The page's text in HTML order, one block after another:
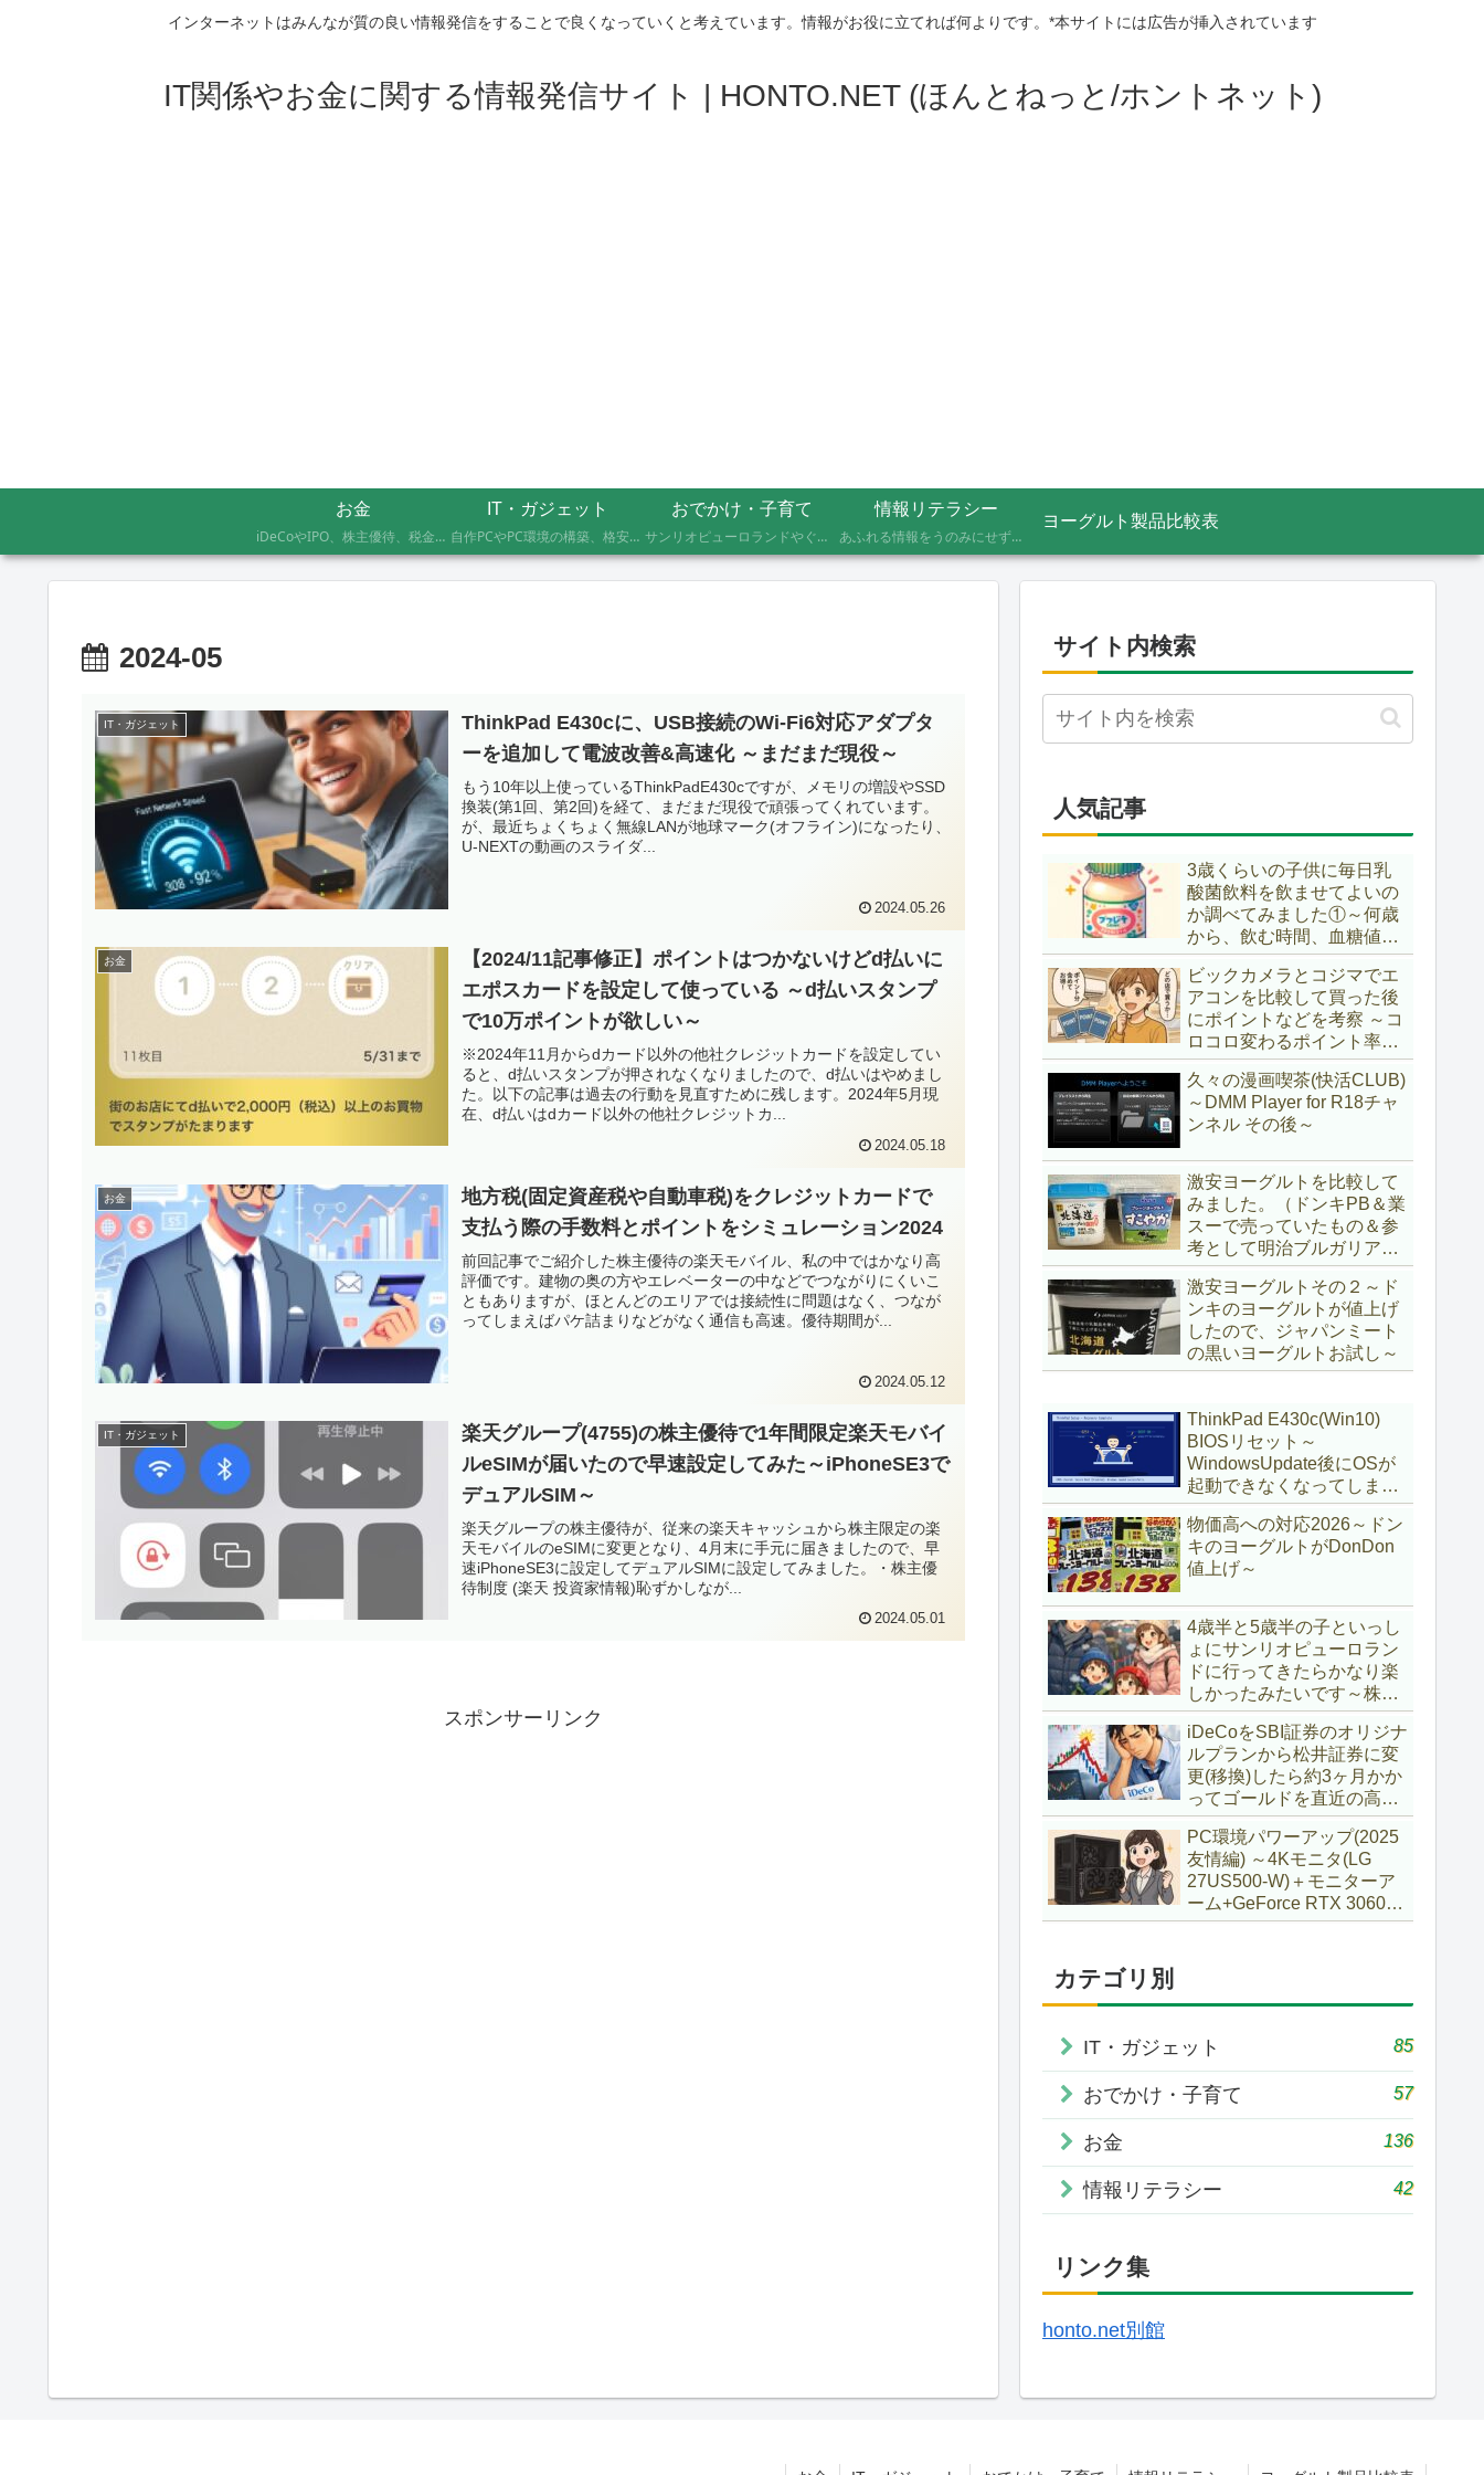
インターネットはみんなが質の良い情報発信をすることで良くなっていくと考えています。情報がお役に立てれば何よりです。*本サイトには広告が挿入されています
IT関係やお金に関する情報発信サイト | HONTO.NET (ほんとねっと/ホントネット)
お金
iDeCoやIPO、株主優待、税金のお得な支払い方法まで、AFP資格を持つ管理人が実際に体験したお金の記録です。証券会社の手続きにかかった日数や失敗談など、体験した人にしかわからないリアルな情報をお届けします。
IT・ガジェット
自作PCやPC環境の構築、格安SIMへのMNP乗り換え、便利なソフト・サービスの活用記録です。製品の型番や設定手順、つまずいたポイントまで具体的に記載していますので、同じことをしたい方の参考になれば幸いです。
おでかけ・子育て
サンリオピューロランドやぐりんぱなど、未就学児2人を連れて実際に行ったスポットの体験レポートです。株主優待や割引券でお得に楽しむ方法、子連れならではの持ち物や注意点もあわせて記録しています。
情報リテラシー
あふれる情報をうのみにせず、「これってほんと？」と一度立ち止まって見極めるための考え方を記録しています。ニュースの裏の読み解き方、詐欺やデマへの向き合い方など、サイト名「HONTO.NET」の原点となるテーマです。
ヨーグルト製品比較表
2024-05
IT・ガジェット
ThinkPad E430cに、USB接続のWi-Fi6対応アダプタ
ーを追加して電波改善&高速化 ～まだまだ現役～
もう10年以上使っているThinkPadE430cですが、メモリの増設やSSD
換装(第1回、第2回)を経て、まだまだ現役で頑張ってくれています。
が、最近ちょくちょく無線LANが地球マーク(オフライン)になったり、
U-NEXTの動画のスライダ...
2024.05.26
お金
【2024/11記事修正】ポイントはつかないけどd払いに
エポスカードを設定して使っている ～d払いスタンプ
で10万ポイントが欲しい～
※2024年11月からdカード以外の他社クレジットカードを設定してい
ると、d払いスタンプが押されなくなりましたので、d払いはやめまし
た。以下の記事は過去の行動を見直すために残します。2024年5月現
在、d払いはdカード以外の他社クレジットカ...
2024.05.18
お金
地方税(固定資産税や自動車税)をクレジットカードで
支払う際の手数料とポイントをシミュレーション2024
前回記事でご紹介した株主優待の楽天モバイル、私の中ではかなり高
評価です。建物の奥の方やエレベーターの中などでつながりにくいこ
ともありますが、ほとんどのエリアでは接続性に問題はなく、つなが
ってしまえばパケ詰まりなどがなく通信も高速。優待期間が...
2024.05.12
IT・ガジェット
楽天グループ(4755)の株主優待で1年間限定楽天モバイ
ルeSIMが届いたので早速設定してみた～iPhoneSE3で
デュアルSIM～
楽天グループの株主優待が、従来の楽天キャッシュから株主限定の楽
天モバイルのeSIMに変更となり、4月末に手元に届きましたので、早
速iPhoneSE3に設定してデュアルSIMに設定してみました。・株主優
待制度 (楽天 投資家情報)恥ずかしなが...
2024.05.01
スポンサーリンク
サイト内検索
人気記事
3歳くらいの子供に毎日乳
酸菌飲料を飲ませてよいの
か調べてみました①～何歳
から、飲む時間、血糖値ス
パイク～
ビックカメラとコジマでエ
アコンを比較して買った後
にポイントなどを考察 ～コ
ロコロ変わるポイント率に
注意＆株主優待券はポイン
ト率が低い時に使うべし～
久々の漫画喫茶(快活CLUB)
～DMM Player for R18チャ
ンネル その後～
激安ヨーグルトを比較して
みました。（ドンキPB＆業
スーで売っていたもの＆参
考として明治ブルガリアヨ
ーグルト)
激安ヨーグルトその２～ド
ンキのヨーグルトが値上げ
したので、ジャパンミート
の黒いヨーグルトお試し～
ThinkPad E430c(Win10)
BIOSリセット～
WindowsUpdate後にOSが
起動できなくなってしまい
復旧～
物価高への対応2026～ドン
キのヨーグルトがDonDon
値上げ～
4歳半と5歳半の子といっし
ょにサンリオピューロラン
ドに行ってきたらかなり楽
しかったみたいです～株主
優待券利用～
iDeCoをSBI証券のオリジナ
ルプランから松井証券に変
更(移換)したら約3ヶ月かか
ってゴールドを直近の高値
で購入していた話
PC環境パワーアップ(2025
友情編) ～4Kモニタ(LG
27US500-W)＋モニターア
ーム+GeForce RTX 3060Ti
VENTUS 2X 8G OCV1
カテゴリ別
IT・ガジェット 85
おでかけ・子育て 57
お金 136
情報リテラシー 42
リンク集
honto.net別館